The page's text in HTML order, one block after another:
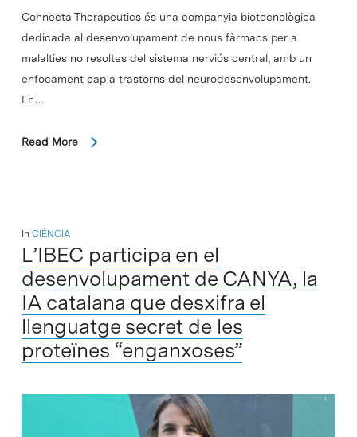
Connecta Therapeutics és una companyia biotecnològica
dedicada al desenvolupament de nous fàrmacs per a
malalties no resoltes del sistema nerviós central, amb un
enfocament cap a trastorns del neurodesenvolupament.
En…
Read More
In CIÈNCIA
L’IBEC participa en el
desenvolupament de CANYA, la
IA catalana que desxifra el
llenguatge secret de les
proteïnes “enganxoses”